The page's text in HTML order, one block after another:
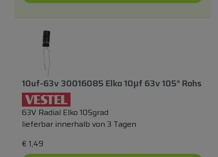
10uf-63v 30016085 Elko 10μf 63v 105° Rohs
63V Radial Elko 105grad
lieferbar innerhalb von 3 Tagen
€ 1,49